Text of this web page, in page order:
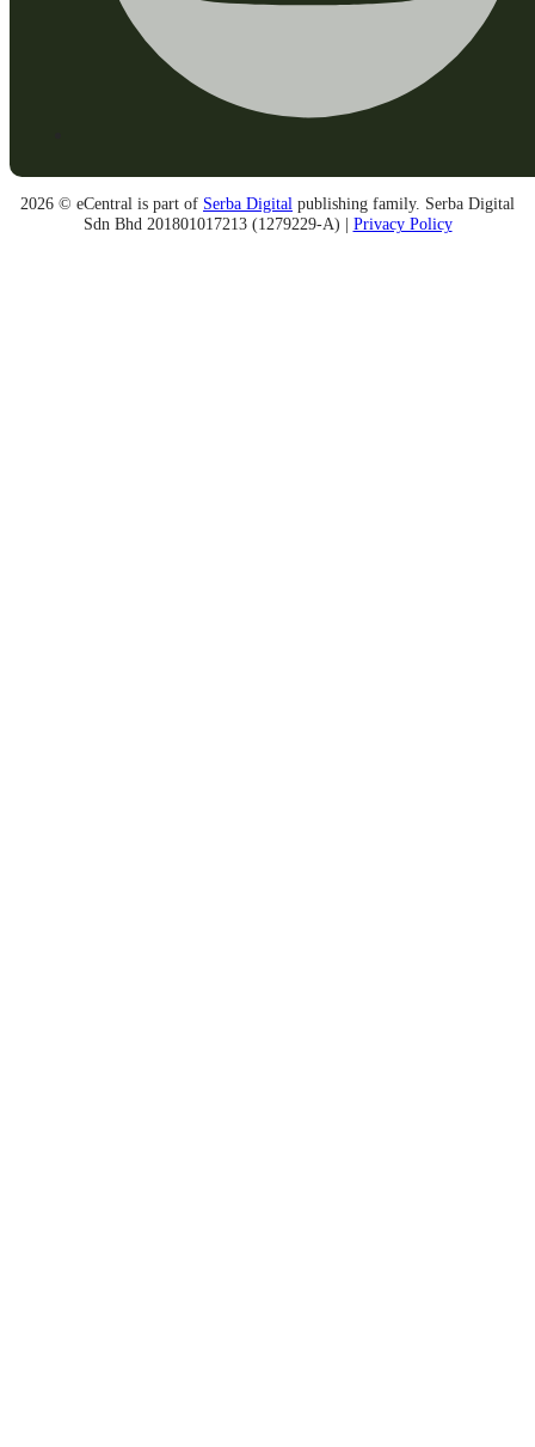
2026 © eCentral is part of Serba Digital publishing family. Serba Digital
Sdn Bhd 201801017213 (1279229-A) | Privacy Policy